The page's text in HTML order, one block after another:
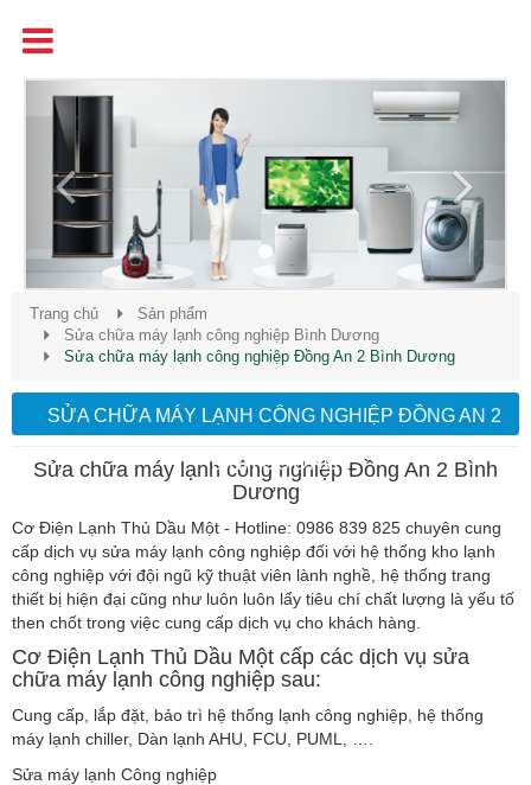
Previous
Trang chủ
Sản phẩm
Sửa chữa máy lạnh công nghiệp Bình Dương
Sửa chữa máy lạnh công nghiệp Đồng An 2 Bình Dương
SỬA CHỮA MÁY LẠNH CÔNG NGHIỆP ĐỒNG AN 2
BÌNH DƯƠNG
Sửa chữa máy lạnh công nghiệp Đồng An 2 Bình
Dương
Cơ Điện Lạnh Thủ Dầu Một - Hotline: 0986 839 825 chuyên cung
cấp dịch vụ sửa máy lạnh công nghiệp đối với hệ thống kho lạnh
công nghiệp với đội ngũ kỹ thuật viên lành nghề, hệ thống trang
thiết bị hiện đại cũng như luôn luôn lấy tiêu chí chất lượng là yếu tố
then chốt trong việc cung cấp dịch vụ cho khách hàng.
Cơ Điện Lạnh Thủ Dầu Một cấp các dịch vụ sửa
chữa máy lạnh công nghiệp sau:
Cung cấp, lắp đặt, bảo trì hệ thống lạnh công nghiệp, hệ thống
máy lạnh chiller, Dàn lạnh AHU, FCU, PUML, ….
Sửa máy lạnh Công nghiệp